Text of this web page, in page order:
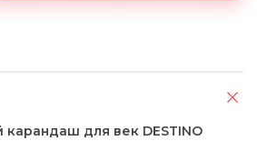
карандаш для век DESTINO